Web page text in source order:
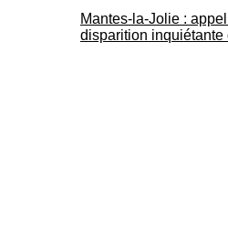
Mantes-la-Jolie :
disparition inquiétante